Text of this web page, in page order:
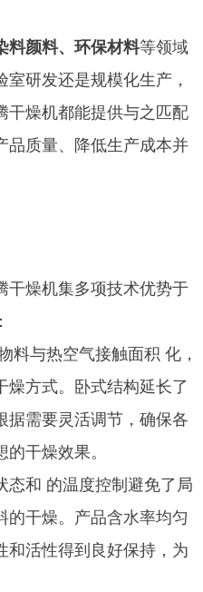
料颜料、环保材料等领域
研发还是规模化生产，
干燥机都能提供与之匹配
品质量、降低生产成本并
干燥机集多项技术优势于
料与热空气接触面积 化，
燥方式。卧式结构延长了
据需要灵活调节，确保各
干燥效果。
态和 的温度控制避免了局
的干燥。产品含水率均匀
和活性得到良好保持，为